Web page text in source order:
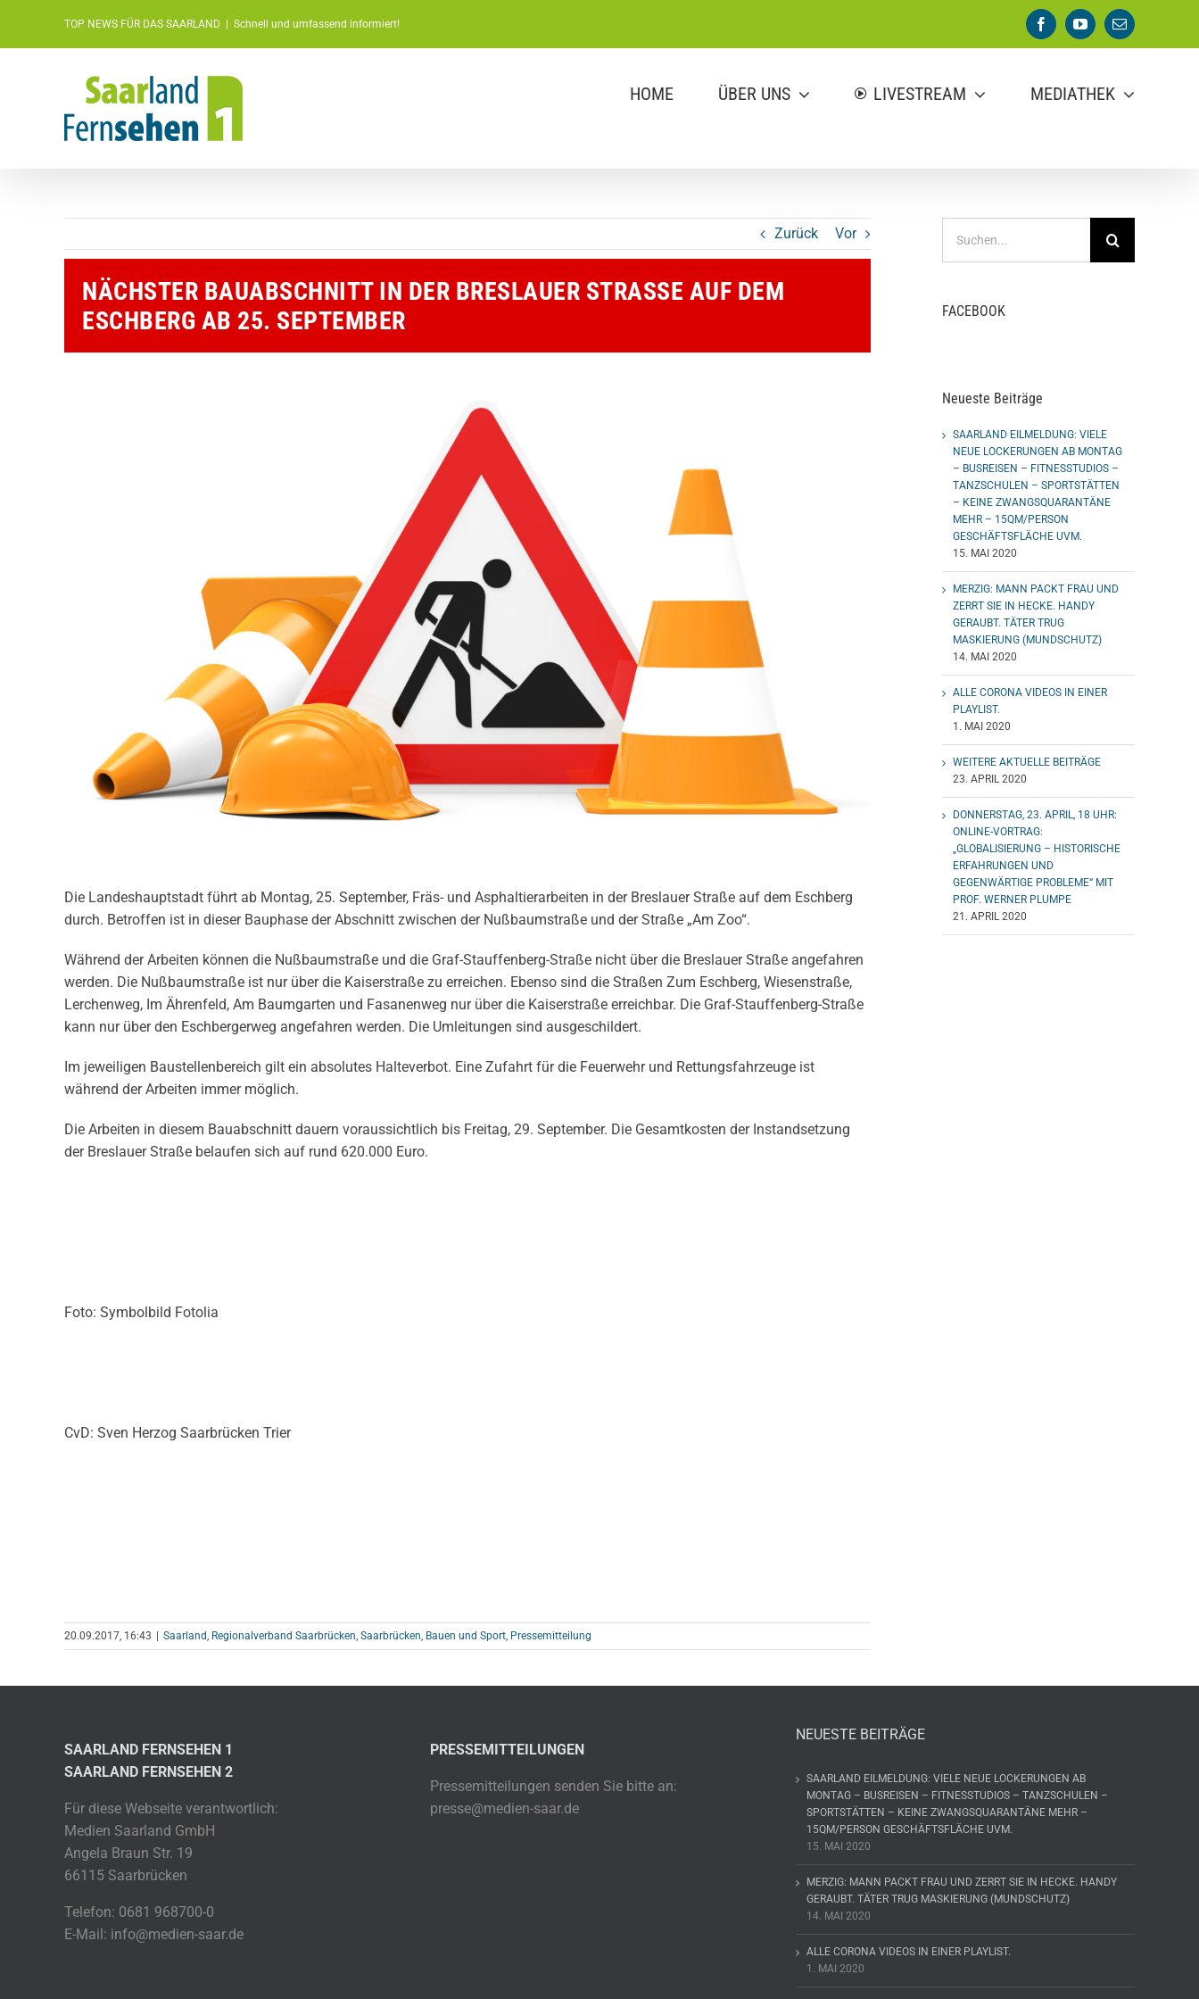
TOP NEWS FÜR DAS SAARLAND Schnell und umfassend informiert! FacebookYouTube
E-
Mail
HOME ÜBER UNS LIVESTREAM MEDIATHEK
Zurück Vor
NÄCHSTER BAUABSCHNITT IN DER BRESLAUER STRASSE AUF DEM E
SCHBERG AB 25. SEPTEMBER
Die Landeshauptstadt führt ab Montag, 25. September, Fräs- und Asphaltierarbeiten in der Breslauer Straße auf dem Eschberg
durch. Betroffen ist in dieser Bauphase der Abschnitt zwischen der Nußbaumstraße und der Straße „Am Zoo“.
Während der Arbeiten können die Nußbaumstraße und die Graf-Stauffenberg-Straße nicht über die Breslauer Straße angefahren
werden. Die Nußbaumstraße ist nur über die Kaiserstraße zu erreichen. Ebenso sind die Straßen Zum Eschberg, Wiesenstraße,
Lerchenweg, Im Ährenfeld, Am Baumgarten und Fasanenweg nur über die Kaiserstraße erreichbar. Die Graf-Stauffenberg-Straße
kann nur über den Eschbergerweg angefahren werden. Die Umleitungen sind ausgeschildert.
Im jeweiligen Baustellenbereich gilt ein absolutes Halteverbot. Eine Zufahrt für die Feuerwehr und Rettungsfahrzeuge ist
während der Arbeiten immer möglich.
Die Arbeiten in diesem Bauabschnitt dauern voraussichtlich bis Freitag, 29. September. Die Gesamtkosten der Instandsetzung
der Breslauer Straße belaufen sich auf rund 620.000 Euro.
Foto: Symbolbild Fotolia
CvD: Sven Herzog Saarbrücken Trier
20.09.2017, 16:43 Saarland, Regionalverband Saarbrücken, Saarbrücken, Bauen und Sport, Pressemitteilung
nach:
FACEBOOK
Neueste Beiträge
SAARLAND EILMELDUNG: VIELE
NEUE LOCKERUNGEN AB MONTAG
– BUSREISEN – FITNESSTUDIOS –
TANZSCHULEN – SPORTSTÄTTEN
– KEINE ZWANGSQUARANTÄNE
MEHR – 15QM/PERSON
GESCHÄFTSFLÄCHE UVM.
15. MAI 2020
MERZIG: MANN PACKT FRAU UND
ZERRT SIE IN HECKE. HANDY
GERAUBT. TÄTER TRUG
MASKIERUNG (MUNDSCHUTZ)
14. MAI 2020
ALLE CORONA VIDEOS IN EINER
PLAYLIST.
1. MAI 2020
WEITERE AKTUELLE BEITRÄGE
23. APRIL 2020
DONNERSTAG, 23. APRIL, 18 UHR:
ONLINE-VORTRAG:
„GLOBALISIERUNG – HISTORISCHE
ERFAHRUNGEN UND
GEGENWÄRTIGE PROBLEME“ MIT
PROF. WERNER PLUMPE
21. APRIL 2020
SAARLAND FERNSEHEN 1
SAARLAND FERNSEHEN 2
Für diese Webseite verantwortlich:
Medien Saarland GmbH
Angela Braun Str. 19
66115 Saarbrücken
Telefon: 0681 968700-0
E-Mail: info@medien-saar.de
PRESSEMITTEILUNGEN
Pressemitteilungen senden Sie bitte an:
presse@medien-saar.de
NEUESTE BEITRÄGE
SAARLAND EILMELDUNG: VIELE NEUE LOCKERUNGEN AB
MONTAG – BUSREISEN – FITNESSTUDIOS – TANZSCHULEN –
SPORTSTÄTTEN – KEINE ZWANGSQUARANTÄNE MEHR –
15QM/PERSON GESCHÄFTSFLÄCHE UVM.
15. MAI 2020
MERZIG: MANN PACKT FRAU UND ZERRT SIE IN HECKE. HANDY
GERAUBT. TÄTER TRUG MASKIERUNG (MUNDSCHUTZ)
14. MAI 2020
ALLE CORONA VIDEOS IN EINER PLAYLIST.
1. MAI 2020